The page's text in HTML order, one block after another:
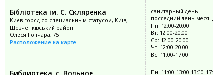
Бібліотека ім. С. Скляренка
Киев город со специальным статусом, Київ,
Шевченківський район
Олеся Гончара, 75
Расположение на карте
санитарный день:
последний день месяца
Пн: 12:00-20:00
Вт: 12:00-20:00
Ср: 12:00-20:00
Чт: 12:00-20:00
Вс: 11:00-17:00
Библиотека, с. Вольное
Пн: 11:00-13:00 13:30-